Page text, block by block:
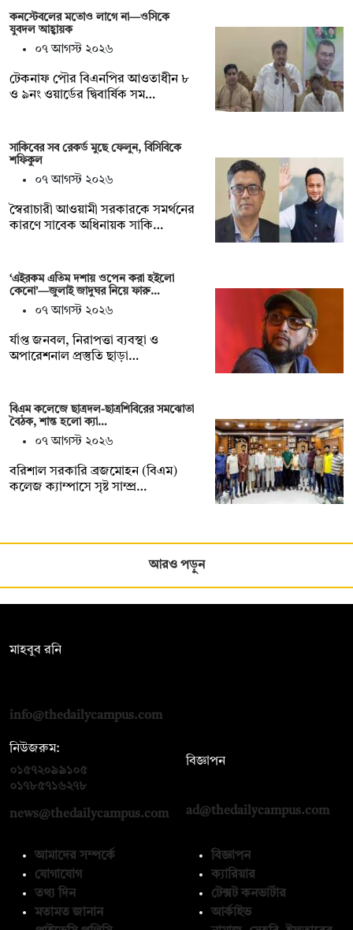
কনস্টেবলের মতোও লাগে না—ওসিকে
যুবদল আহ্বায়ক
০৭ আগস্ট ২০২৬
টেকনাফ পৌর বিএনপির আওতাধীন ৮
ও ৯নং ওয়ার্ডের দ্বিবার্ষিক সম…
সাকিবের সব রেকর্ড মুছে ফেলুন, বিসিবিকে
শফিকুল
০৭ আগস্ট ২০২৬
স্বৈরাচারী আওয়ামী সরকারকে সমর্থনের
কারণে সাবেক অধিনায়ক সাকি…
‘এইরকম এতিম দশায় ওপেন করা হইলো
কেনো’—জুলাই জাদুঘর নিয়ে ফারু…
০৭ আগস্ট ২০২৬
র্যাপ্ত জনবল, নিরাপত্তা ব্যবস্থা ও
অপারেশনাল প্রস্তুতি ছাড়া…
বিএম কলেজে ছাত্রদল-ছাত্রশিবিরের সমঝোতা
বৈঠক, শান্ত হলো ক্যা…
০৭ আগস্ট ২০২৬
বরিশাল সরকারি ব্রজমোহন (বিএম)
কলেজ ক্যাম্পাসে সৃষ্ট সাম্প্র…
আরও পড়ুন
মাহবুব রনি
info@thedailycampus.com
নিউজরুম:
০১৫৭২০৯৯১০৫
০১৭৮৫৭১৬২৭৮
news@thedailycampus.com
বিজ্ঞাপন
ad@thedailycampus.com
আমাদের সম্পর্কে
যোগাযোগ
তথ্য দিন
মতামত জানান
বিজ্ঞাপন
ক্যারিয়ার
টেক্সট কনভার্টার
আর্কাইভ